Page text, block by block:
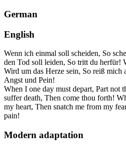
German
English
Wenn ich einmal soll scheiden, So
den Tod soll leiden, So tritt du herfür!
Wird um das Herze sein, So reiß mich
Angst und Pein!
When I one day must depart, Part not
suffer death, Then come thou forth!
my heart, Then snatch me from my
pain!
Modern adaptation